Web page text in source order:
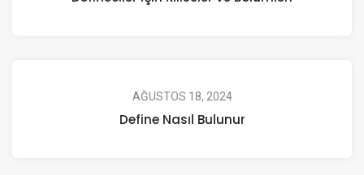
AĞUSTOS 18, 2024
Define Nasıl Bulunur